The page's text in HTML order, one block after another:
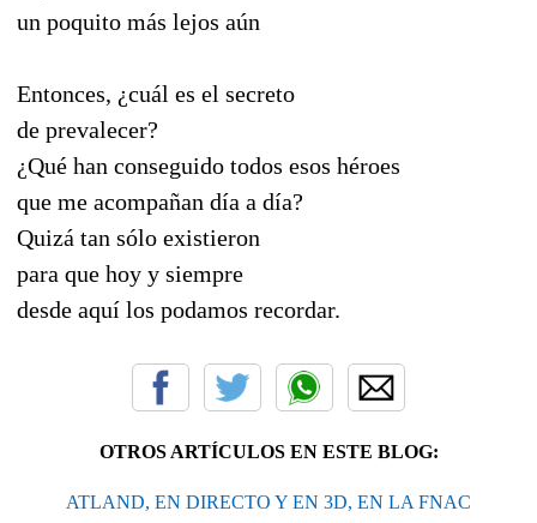
un poquito más lejos aún
Entonces, ¿cuál es el secreto
de prevalecer?
¿Qué han conseguido todos esos héroes
que me acompañan día a día?
Quizá tan sólo existieron
para que hoy y siempre
desde aquí los podamos recordar.
OTROS ARTÍCULOS EN ESTE BLOG:
ATLAND, EN DIRECTO Y EN 3D, EN LA FNAC